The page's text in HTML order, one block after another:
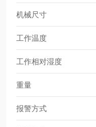
机械尺寸
工作温度
工作相对湿度
重量
报警方式